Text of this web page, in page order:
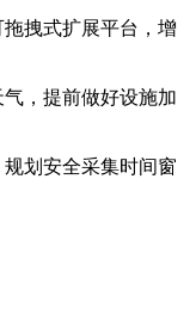
拽式扩展平台，增
，提前做好设施加
划安全采集时间窗